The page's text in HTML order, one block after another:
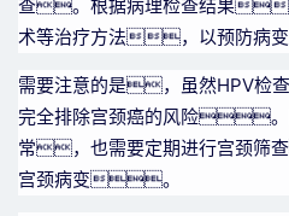
查。根据病理检查结果
术等治疗方法，以预防病
需要注意的是，虽然HPV检
完全排除宫颈癌的风险
常，也需要定期进行宫颈筛
宫颈病变。